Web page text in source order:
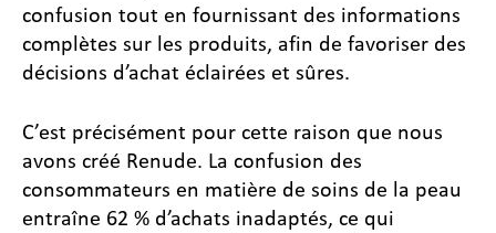
confusion tout en fournissant des informations
complètes sur les produits, afin de favoriser des
décisions d’achat éclairées et sûres.
C’est précisément pour cette raison que nous
avons créé Renude. La confusion des
consommateurs en matière de soins de la peau
entraîne 62 % d’achats inadaptés, ce qui